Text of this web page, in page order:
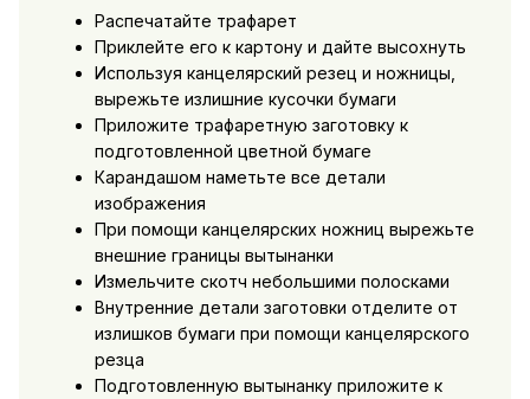
Распечатайте трафарет
Приклейте его к картону и дайте высохнуть
Используя канцелярский резец и ножницы,
вырежьте излишние кусочки бумаги
Приложите трафаретную заготовку к
подготовленной цветной бумаге
Карандашом наметьте все детали
изображения
При помощи канцелярских ножниц вырежьте
внешние границы вытынанки
Измельчите скотч небольшими полосками
Внутренние детали заготовки отделите от
излишков бумаги при помощи канцелярского
резца
Подготовленную вытынанку приложите к